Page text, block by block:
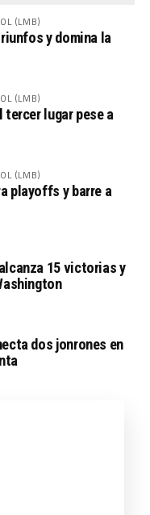
(LMB)
y domina la
(LMB)
lugar pese a
(LMB)
playoffs y barre a
15 victorias y
dos jonrones en